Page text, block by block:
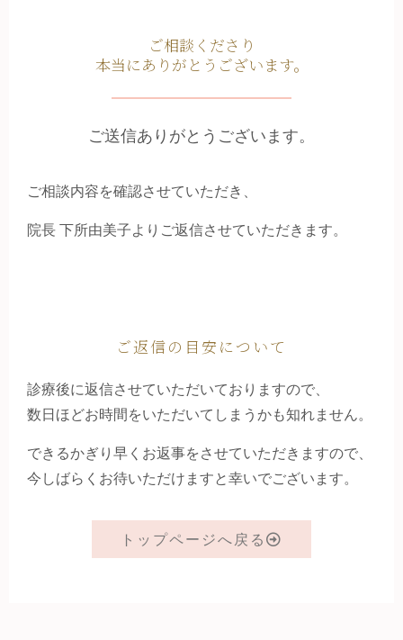
ご相談くださり
本当にありがとうございます。
ご送信ありがとうございます。
ご相談内容を確認させていただき、
院長 下所由美子よりご返信させていただきます。
ご返信の目安について
診療後に返信させていただいておりますので、
数日ほどお時間をいただいてしまうかも知れません。
できるかぎり早くお返事をさせていただきますので、
今しばらくお待いただけますと幸いでございます。
トップページへ戻る